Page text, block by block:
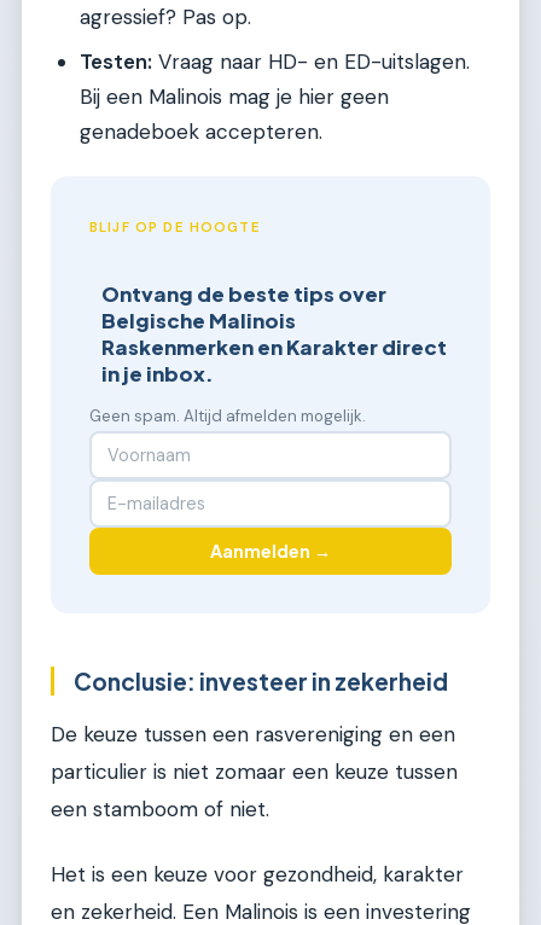
agressief? Pas op.
Testen: Vraag naar HD- en ED-uitslagen.
Bij een Malinois mag je hier geen
genadeboek accepteren.
BLIJF OP DE HOOGTE
Ontvang de beste tips over
Belgische Malinois
Raskenmerken en Karakter direct
in je inbox.
Geen spam. Altijd afmelden mogelijk.
Aanmelden →
Conclusie: investeer in zekerheid
De keuze tussen een rasvereniging en een
particulier is niet zomaar een keuze tussen
een stamboom of niet.
Het is een keuze voor gezondheid, karakter
en zekerheid. Een Malinois is een investering